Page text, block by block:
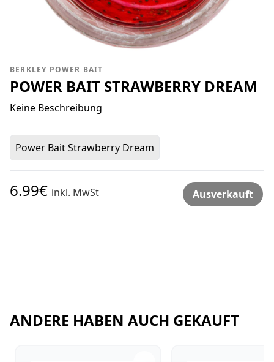
BERKLEY POWER BAIT
POWER BAIT STRAWBERRY DREAM
Keine Beschreibung
Power Bait Strawberry Dream
6.99€ inkl. MwSt Ausverkauft
ANDERE HABEN AUCH GEKAUFT